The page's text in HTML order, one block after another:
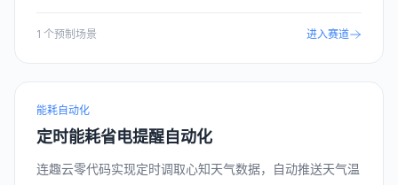
1 个预制场景 进入赛道
能耗自动化
定时能耗省电提醒自动化
连趣云零代码实现定时调取心知天气数据，自动推送天气温